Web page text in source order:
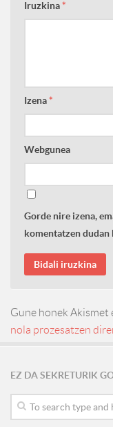
Iruzkina*
Izena*
Webgunea
Gorde nire izena,
komentatzen
Gune honek Akismet
nola prozesatzen
EZ DA SEKRETURIK